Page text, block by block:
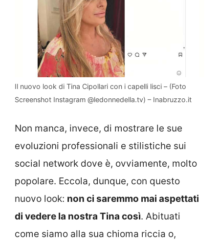
Il nuovo look di Tina Cipollari con i capelli lisci – (Foto
Screenshot Instagram @ledonnedella.tv) – Inabruzzo.it
Non manca, invece, di mostrare le sue
evoluzioni professionali e stilistiche sui
social network dove è, ovviamente, molto
popolare. Eccola, dunque, con questo
nuovo look: non ci saremmo mai aspettati
di vedere la nostra Tina così. Abituati
come siamo alla sua chioma riccia o,